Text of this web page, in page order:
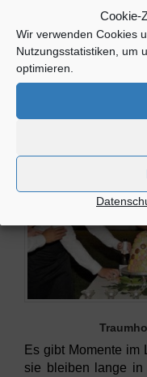
Cookie-
Wir verwenden Cookies
Nutzungsstatistiken, um
optimieren.
Link:
Eheschließungen
Link: heiraten in
unvergessliche
Es gibt Momente im
sie bleiben lange